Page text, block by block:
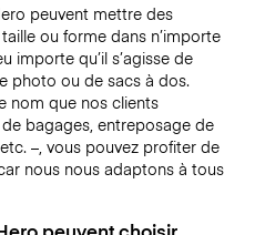
peuvent mettre des
ou forme dans n’importe
importe qu’il s’agisse de
photo ou de sacs à dos.
nom que nos clients
bagages, entreposage de
–, vous pouvez profiter de
nous nous adaptons à tous